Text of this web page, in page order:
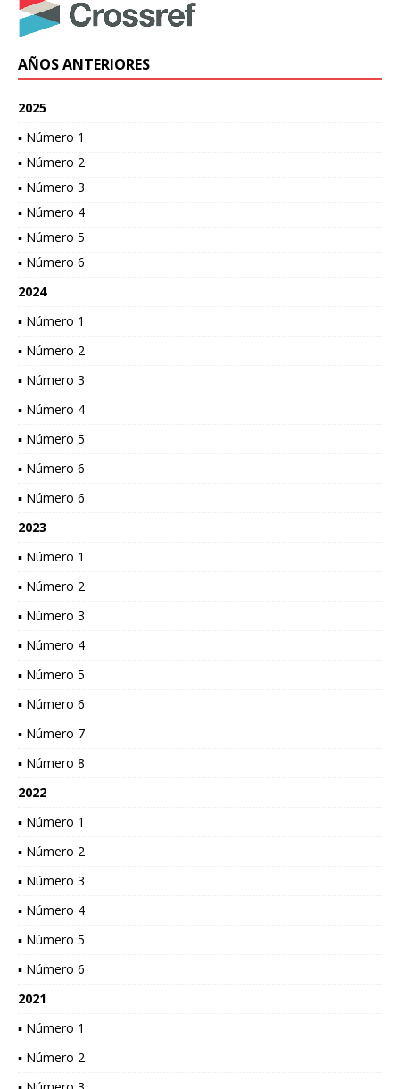
AÑOS ANTERIORES
2025
▪ Número 1
▪ Número 2
▪ Número 3
▪ Número 4
▪ Número 5
▪ Número 6
2024
▪ Número 1
▪ Número 2
▪ Número 3
▪ Número 4
▪ Número 5
▪ Número 6
▪ Número 6
2023
▪ Número 1
▪ Número 2
▪ Número 3
▪ Número 4
▪ Número 5
▪ Número 6
▪ Número 7
▪ Número 8
2022
▪ Número 1
▪ Número 2
▪ Número 3
▪ Número 4
▪ Número 5
▪ Número 6
2021
▪ Número 1
▪ Número 2